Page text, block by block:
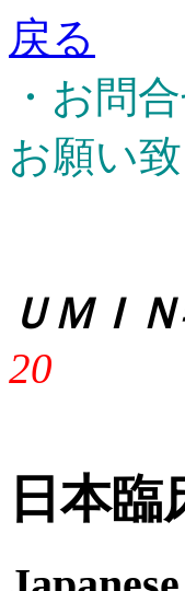
戻る
・お問
お願い致
ＵＭＩ
20
日本